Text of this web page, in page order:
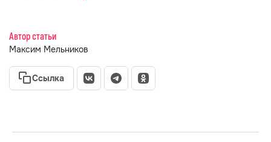
Автор статьи
Максим Мельников
Ссылка